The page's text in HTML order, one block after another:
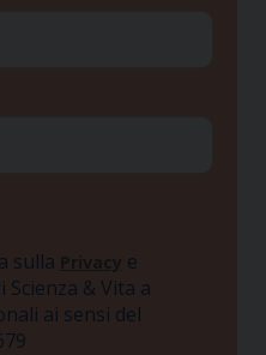
sulla Privacy e
& Vita a
ai sensi del